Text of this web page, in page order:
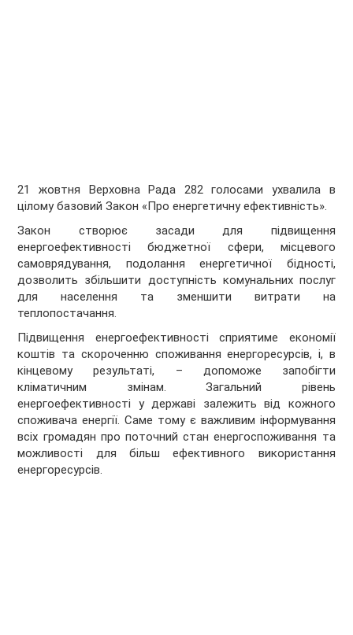
21 жовтня Верховна Рада 282 голосами ухвалила в
цілому базовий Закон «Про енергетичну ефективність».
Закон створює засади для підвищення
енергоефективності бюджетної сфери, місцевого
самоврядування, подолання енергетичної бідності,
дозволить збільшити доступність комунальних послуг
для населення та зменшити витрати на
теплопостачання.
Підвищення енергоефективності сприятиме економії
коштів та скороченню споживання енергоресурсів, і, в
кінцевому результаті, – допоможе запобігти
кліматичним змінам. Загальний рівень
енергоефективності у державі залежить від кожного
споживача енергії. Саме тому є важливим інформування
всіх громадян про поточний стан енергоспоживання та
можливості для більш ефективного використання
енергоресурсів.